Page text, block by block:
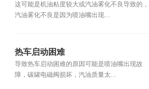
这可能是机油粘度较大或汽油雾化不良导致的，
汽油雾化不良是因为喷油嘴出现...
热车启动困难
导致热车启动困难的原因可能是喷油嘴出现故
障，碳罐电磁阀损坏，汽油质量太...